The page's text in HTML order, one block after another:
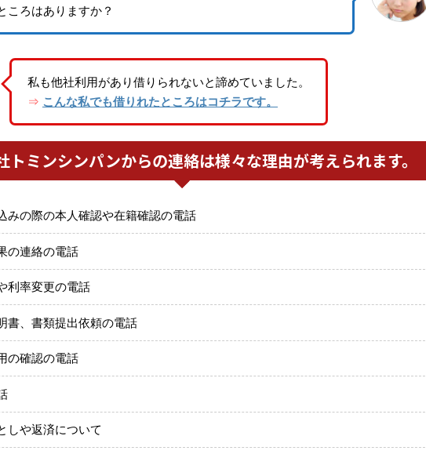
ころはありますか？
私も他社利用があり借りられないと諦めていました。
⇒ こんな私でも借りれたところはコチラです。
トミンシンパンからの連絡は様々な理由が考えられます。
みの際の本人確認や在籍確認の電話
の連絡の電話
利率変更の電話
書、書類提出依頼の電話
の確認の電話
しや返済について